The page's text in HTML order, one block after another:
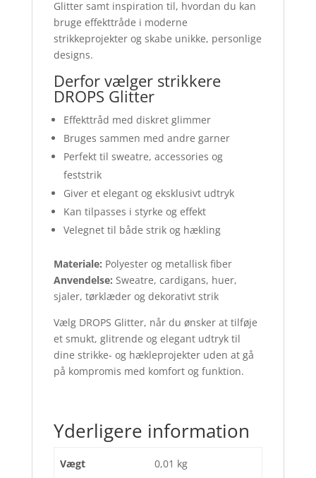
Glitter samt inspiration til, hvordan du kan
bruge effekttråde i moderne
strikkeprojekter og skabe unikke, personlige
designs.
Derfor vælger strikkere
DROPS Glitter
Effekttråd med diskret glimmer
Bruges sammen med andre garner
Perfekt til sweatre, accessories og
feststrik
Giver et elegant og eksklusivt udtryk
Kan tilpasses i styrke og effekt
Velegnet til både strik og hækling
Materiale: Polyester og metallisk fiber
Anvendelse: Sweatre, cardigans, huer,
sjaler, tørklæder og dekorativt strik
Vælg DROPS Glitter, når du ønsker at tilføje
et smukt, glitrende og elegant udtryk til
dine strikke- og hækleprojekter uden at gå
på kompromis med komfort og funktion.
Yderligere information
Vægt 0,01 kg